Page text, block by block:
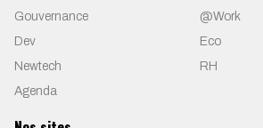
Gouvernance
@Work
Dev
Eco
Newtech
RH
Agenda